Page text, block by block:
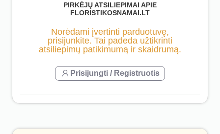
PIRKĖJŲ ATSILIEPIMAI APIE
FLORISTIKOSNAMAI.LT
Norėdami įvertinti parduotuvę,
prisijunkite. Tai padeda užtikrinti
atsiliepimų patikimumą ir skaidrumą.
Prisijungti / Registruotis